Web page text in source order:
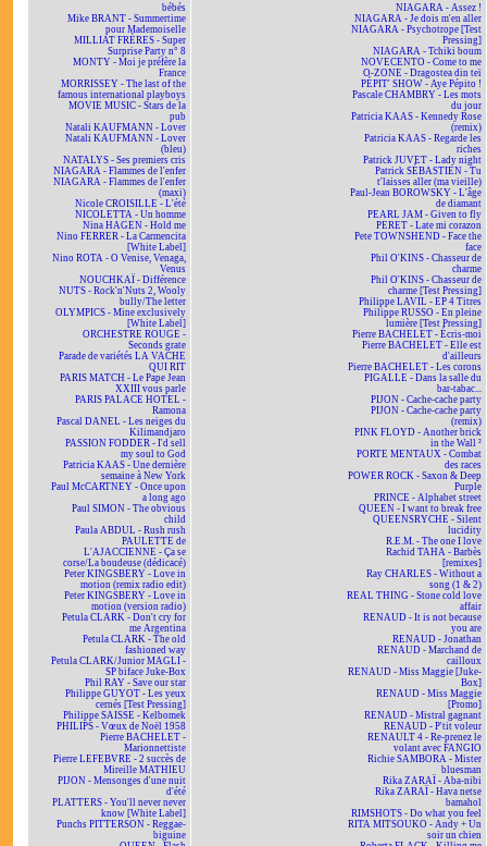
bébés
Mike BRANT - Summertime
pour Mademoiselle
MILLIAT FRÈRES - Super
Surprise Party n° 8
MONTY - Moi je préfère la
France
MORRISSEY - The last of the
famous international playboys
MOVIE MUSIC - Stars de la
pub
Natali KAUFMANN - Lover
Natali KAUFMANN - Lover
(bleu)
NATALYS - Ses premiers cris
NIAGARA - Flammes de l'enfer
NIAGARA - Flammes de l'enfer
(maxi)
Nicole CROISILLE - L'été
NICOLETTA - Un homme
Nina HAGEN - Hold me
Nino FERRER - La Carmencita
[White Label]
Nino ROTA - O Venise, Venaga,
Venus
NOUCHKAÏ - Différence
NUTS - Rock'n'Nuts 2, Wooly
bully/The letter
OLYMPICS - Mine exclusively
[White Label]
ORCHESTRE ROUGE -
Seconds grate
Parade de variétés LA VACHE
QUI RIT
PARIS MATCH - Le Pape Jean
XXIII vous parle
PARIS PALACE HOTEL -
Ramona
Pascal DANEL - Les neiges du
Kilimandjaro
PASSION FODDER - I'd sell
my soul to God
Patricia KAAS - Une dernière
semaine à New York
Paul McCARTNEY - Once upon
a long ago
Paul SIMON - The obvious
child
Paula ABDUL - Rush rush
PAULETTE de
L'AJACCIENNE - Ça se
corse/La boudeuse (dédicacé)
Peter KINGSBERY - Love in
motion (remix radio edit)
Peter KINGSBERY - Love in
motion (version radio)
Petula CLARK - Don't cry for
me Argentina
Petula CLARK - The old
fashioned way
Petula CLARK/Junior MAGLI -
SP biface Juke-Box
Phil RAY - Save our star
Philippe GUYOT - Les yeux
cernés [Test Pressing]
Philippe SAISSE - Kelbomek
PHILIPS - Vœux de Noël 1958
Pierre BACHELET -
Marionnettiste
Pierre LEFEBVRE - 2 succès de
Mireille MATHIEU
PIJON - Mensonges d'une nuit
d'été
PLATTERS - You'll never never
know [White Label]
Punchs PITTERSON - Reggae-
biguine
NIAGARA - Assez !
NIAGARA - Je dois m'en aller
NIAGARA - Psychotrope [Test
Pressing]
NIAGARA - Tchiki boum
NOVECENTO - Come to me
O-ZONE - Dragostea din teï
PÉPIT' SHOW - Aye Pépito !
Pascale CHAMBRY - Les mots
du jour
Patricia KAAS - Kennedy Rose
(remix)
Patricia KAAS - Regarde les
riches
Patrick JUVET - Lady night
Patrick SÉBASTIEN - Tu
t'laisses aller (ma vieille)
Paul-Jean BOROWSKY - L'âge
de diamant
PEARL JAM - Given to fly
PERET - Late mi corazon
Pete TOWNSHEND - Face the
face
Phil O'KINS - Chasseur de
charme
Phil O'KINS - Chasseur de
charme [Test Pressing]
Philippe LAVIL - EP 4 Titres
Philippe RUSSO - En pleine
lumière [Test Pressing]
Pierre BACHELET - Écris-moi
Pierre BACHELET - Elle est
d'ailleurs
Pierre BACHELET - Les corons
PIGALLE - Dans la salle du
bar-tabac...
PIJON - Cache-cache party
PIJON - Cache-cache party
(remix)
PINK FLOYD - Another brick
in the Wall ²
PORTE MENTAUX - Combat
des races
POWER ROCK - Saxon & Deep
Purple
PRINCE - Alphabet street
QUEEN - I want to break free
QUEENSRYCHE - Silent
lucidity
R.E.M. - The one I love
Rachid TAHA - Barbès
[remixes]
Ray CHARLES - Without a
song (1 & 2)
REAL THING - Stone cold love
affair
RENAUD - It is not because
you are
RENAUD - Jonathan
RENAUD - Marchand de
cailloux
RENAUD - Miss Maggie [Juke-
Box]
RENAUD - Miss Maggie
[Promo]
RENAUD - Mistral gagnant
RENAUD - P'tit voleur
RENAULT 4 - Re-prenez le
volant avec FANGIO
Richie SAMBORA - Mister
bluesman
Rika ZARAÏ - Aba-nibi
Rika ZARAÏ - Hava netse
bamahol
RIMSHOTS - Do what you feel
RITA MITSOUKO - Andy + Un
soir un chien